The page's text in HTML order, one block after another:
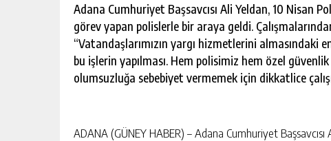
Adana Cumhuriyet Başsavcısı Ali Yeldan, 10 Nisan
görev yapan polislerle bir araya geldi.
“Vatandaşlarımızın yargı hizmetlerini
bu işlerin yapılması. Hem polisimiz hem özel
olumsuzluğa sebebiyet vermemek için dikkatlice
ADANA (GÜNEY HABER) – Adana Cumhuriyet